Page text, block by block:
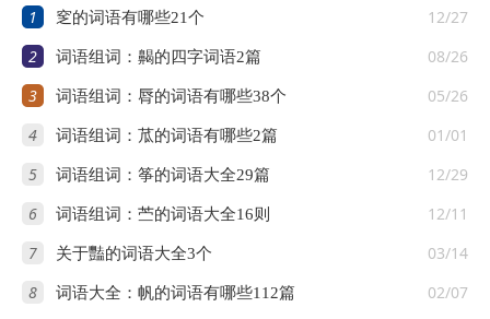
1 12/27
窆的词语有哪些21个
2 08/26
词语组词：齃的四字词语2篇
3 05/26
词语组词：脣的词语有哪些38个
4 01/01
词语组词：苽的词语有哪些2篇
5 12/29
词语组词：筝的词语大全29篇
6 12/11
词语组词：苎的词语大全16则
7 03/14
关于豔的词语大全3个
8 02/07
词语大全：帆的词语有哪些112篇